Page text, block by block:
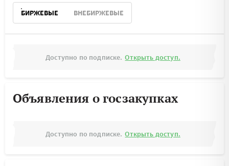
БИРЖЕВЫЕ ВНЕБИРЖЕВЫЕ
Доступно по подписке. Открыть доступ.
Объявления о госзакупках
Доступно по подписке. Открыть доступ.